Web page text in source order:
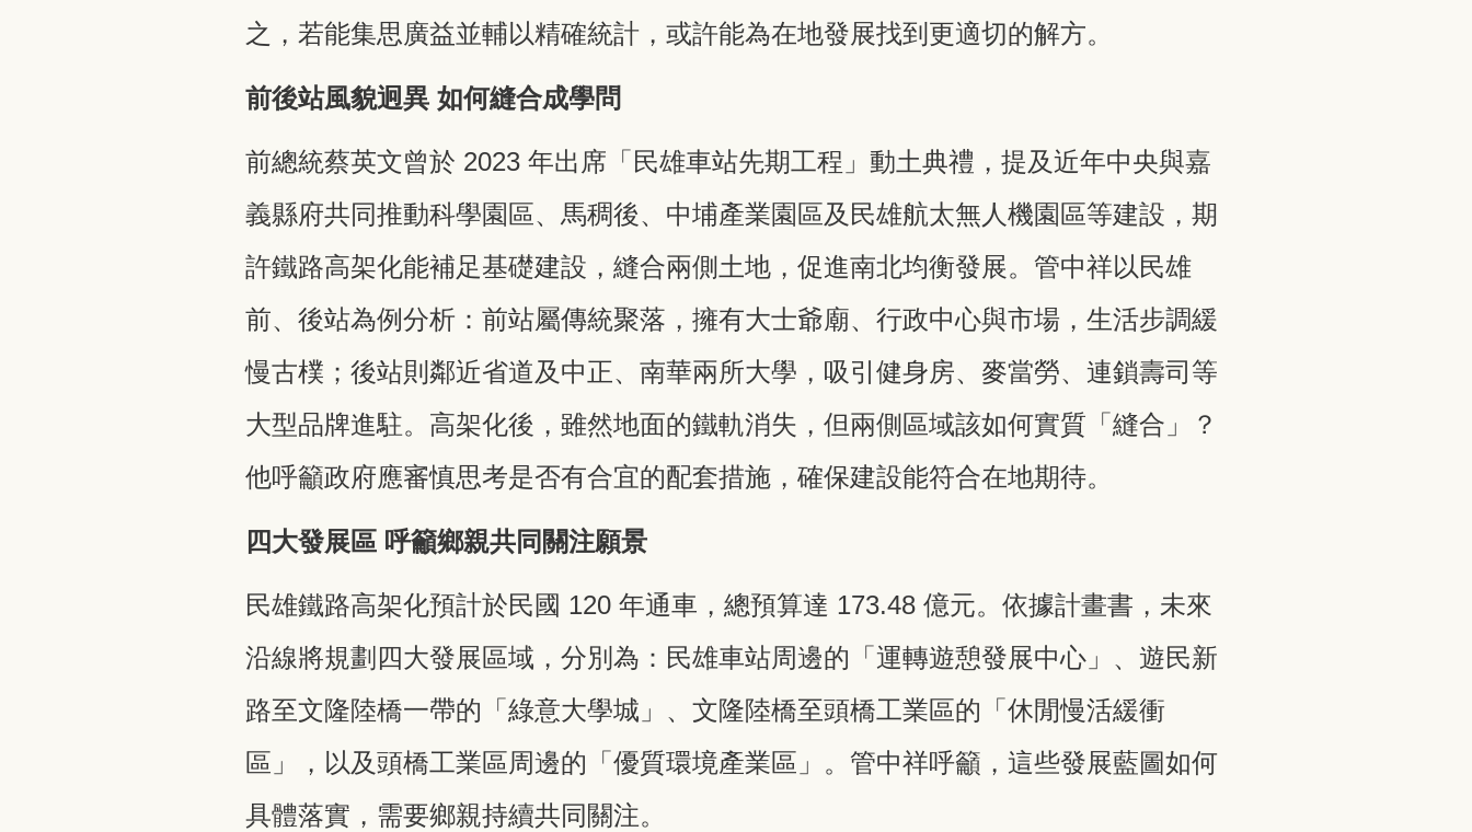
之，若能集思廣益並輔以精確統計，或許能為在地發展找到更適切的解方。
前後站風貌迥異 如何縫合成學問
前總統蔡英文曾於 2023 年出席「民雄車站先期工程」動土典禮，提及近年中央與嘉
義縣府共同推動科學園區、馬稠後、中埔產業園區及民雄航太無人機園區等建設，期
許鐵路高架化能補足基礎建設，縫合兩側土地，促進南北均衡發展。管中祥以民雄
前、後站為例分析：前站屬傳統聚落，擁有大士爺廟、行政中心與市場，生活步調緩
慢古樸；後站則鄰近省道及中正、南華兩所大學，吸引健身房、麥當勞、連鎖壽司等
大型品牌進駐。高架化後，雖然地面的鐵軌消失，但兩側區域該如何實質「縫合」？
他呼籲政府應審慎思考是否有合宜的配套措施，確保建設能符合在地期待。
四大發展區 呼籲鄉親共同關注願景
民雄鐵路高架化預計於民國 120 年通車，總預算達 173.48 億元。依據計畫書，未來
沿線將規劃四大發展區域，分別為：民雄車站周邊的「運轉遊憩發展中心」、遊民新
路至文隆陸橋一帶的「綠意大學城」、文隆陸橋至頭橋工業區的「休閒慢活緩衝
區」，以及頭橋工業區周邊的「優質環境產業區」。管中祥呼籲，這些發展藍圖如何
具體落實，需要鄉親持續共同關注。